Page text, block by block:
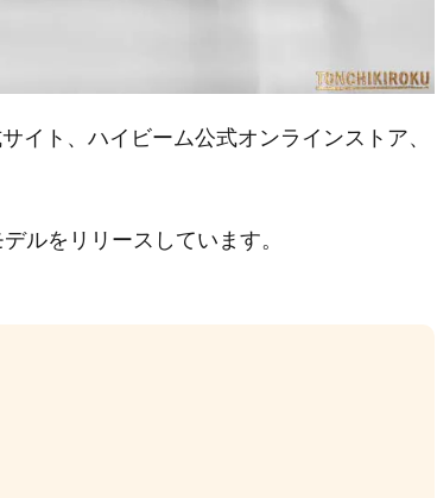
イト、ハイビーム公式オンラインストア、
ルをリリースしています。